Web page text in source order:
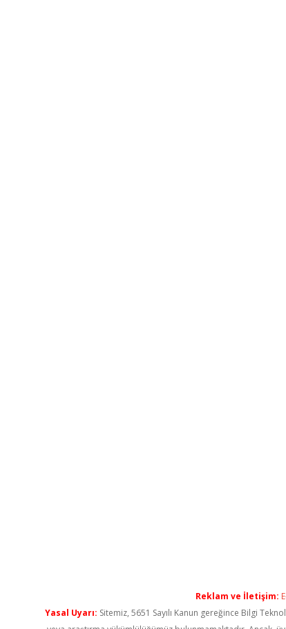
Reklam ve İletişim:
Yasal Uyarı: Sitemiz, 5651 Sayılı Kanun gereğince Bilgi